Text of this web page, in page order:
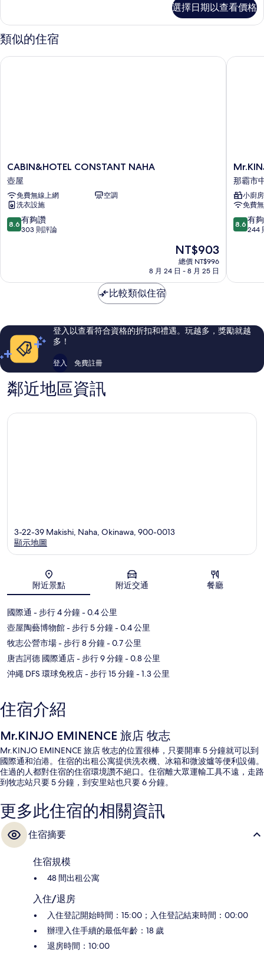
房
(Annex
Accessible
Double
片
雙
人
房,
吸
選擇日期以查看價格
類似的住宿
CABIN&HOTEL
CONSTANT
NAHA
壺
屋
CABIN&HOTEL CONSTANT NAHA
壺屋
免費無線上網
空調
洗衣設施
8.6
分，
有
則
評
8.6 有夠讚
303 則評論
現
在
價
NT$903
總價 NT$996
8 月 24 日 - 8 月 25 日
CABIN&HOTEL CONSTANT NAHA
in
Nica’s
牧
志
站
那
那霸市
小廚房
免費
8.6
分，
有
則
評
8.6 有
244
比較類似住宿
登入以查看符合資格的折扣和禮遇。玩越多，獎勵就越
多！
登入 免費註冊
鄰近地區資訊
地圖
3-22-39 Makishi, Naha, Okinawa, 900-0013
顯示地圖
附近景點 附近交通 餐廳
國際通 - 步行 4 分鐘- 0.4 公里
壺屋陶藝博物館- 步行 5 分鐘- 0.4 公里
牧志公營市場- 步行 8 分鐘- 0.7 公里
唐吉訶德 國際通店- 步行 9 分鐘- 0.8 公里
沖繩 DFS 環球免稅店- 步行 15 分鐘- 1.3 公里
住宿介紹
Mr.KINJO EMINENCE 旅店 牧志
Mr.KINJO EMINENCE 旅店 牧志的位置很棒，只要開車 5 分鐘就可以到
國際通和泊港。住宿的出租公寓提供洗衣機、冰箱和微波爐等便利設備。
住過的人都對住宿的住宿環境讚不絕口。住宿離大眾運輸工具不遠，走路
到牧志站只要 5 分鐘，到安里站也只要 6 分鐘。
更多此住宿的相關資訊
住宿摘要
住宿規模
48 間出租公寓
入住/退房
入住登記開始時間：15:00；入住登記結束時間：00:00
辦理入住手續的最低年齡：18 歲
退房時間：10:00